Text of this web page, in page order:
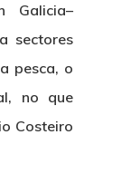
Galicia–
sectores
pesca, o
no que
Costeiro